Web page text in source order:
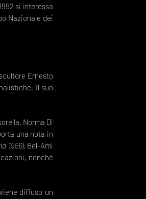
si interessa
Nazionale dei
Ernesto
Il suo
Norma Di
una nota in
1956), Bel-Ami
nonché
diffuso un